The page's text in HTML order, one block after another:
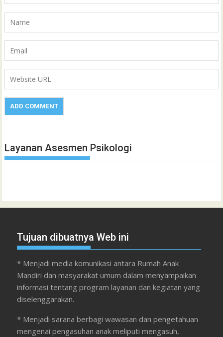
Layanan Asesmen Psikologi
Tujuan dibuatnya Web ini
* Menjadi media komunikasi antara Rumah Anak
Mandiri dan masyarakat umum dalam menyampaikan
informasi tentang program layanan dan kegiatan yang
diselenggarakan.
* Menjadi sarana berbagi wawasan dan pengetahuan
mengenai pengasuhan anak meliputi mengasuh,